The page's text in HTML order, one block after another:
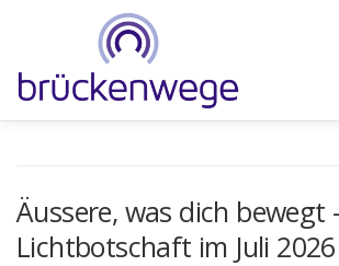
WEITERBILDUNG BLOG
Äussere, was dich bewegt
Lichtbotschaft im Juli 2026